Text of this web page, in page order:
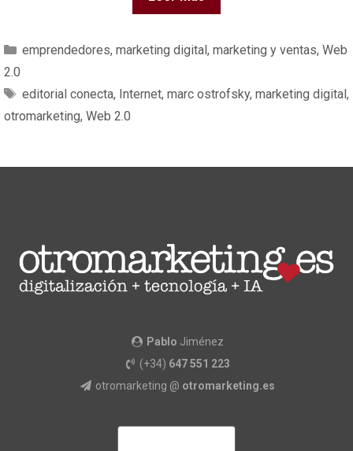
emprendedores, marketing digital, marketing y ventas, Web
2.0
editorial conecta, Internet, marc ostrofsky, marketing digital,
otromarketing, Web 2.0
Pablo Jiménez
(+34) 647 551 223
otromarketing @ otromarketing.es